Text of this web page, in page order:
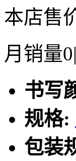
本店售
月销量0|
书写
规格:
包装